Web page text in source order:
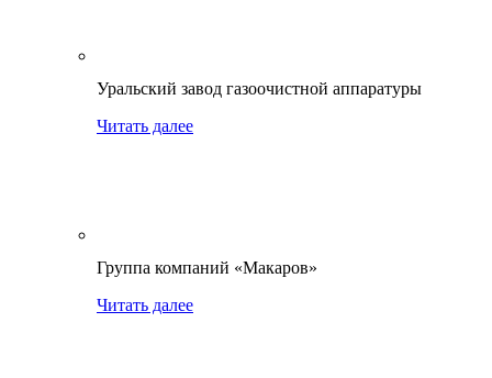
Уральский завод газоочистной аппаратуры
Читать далее
Группа компаний «Макаров»
Читать далее